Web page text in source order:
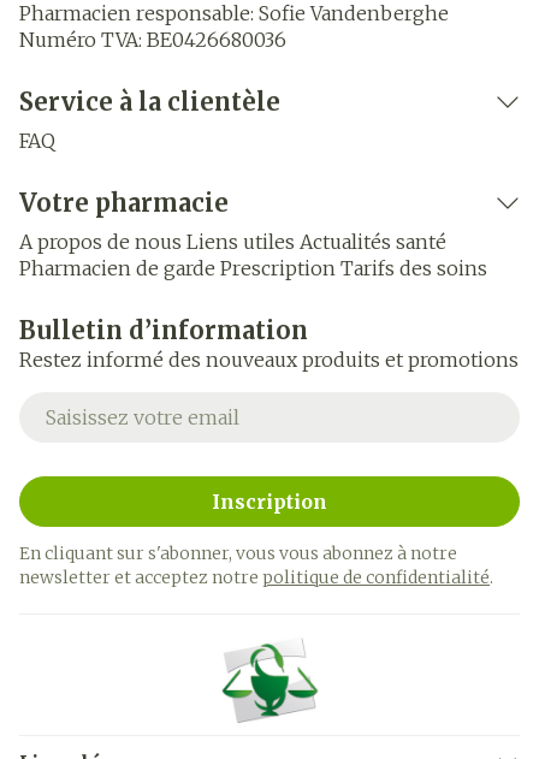
Pharmacien responsable: Sofie Vandenberghe
Numéro TVA: BE0426680036
Service à la clientèle
FAQ
Votre pharmacie
A propos de nous Liens utiles Actualités santé
Pharmacien de garde Prescription Tarifs des soins
Bulletin d’information
Restez informé des nouveaux produits et promotions
Adresse mail
Inscription
En cliquant sur s'abonner, vous vous abonnez à notre
newsletter et acceptez notre politique de confidentialité.